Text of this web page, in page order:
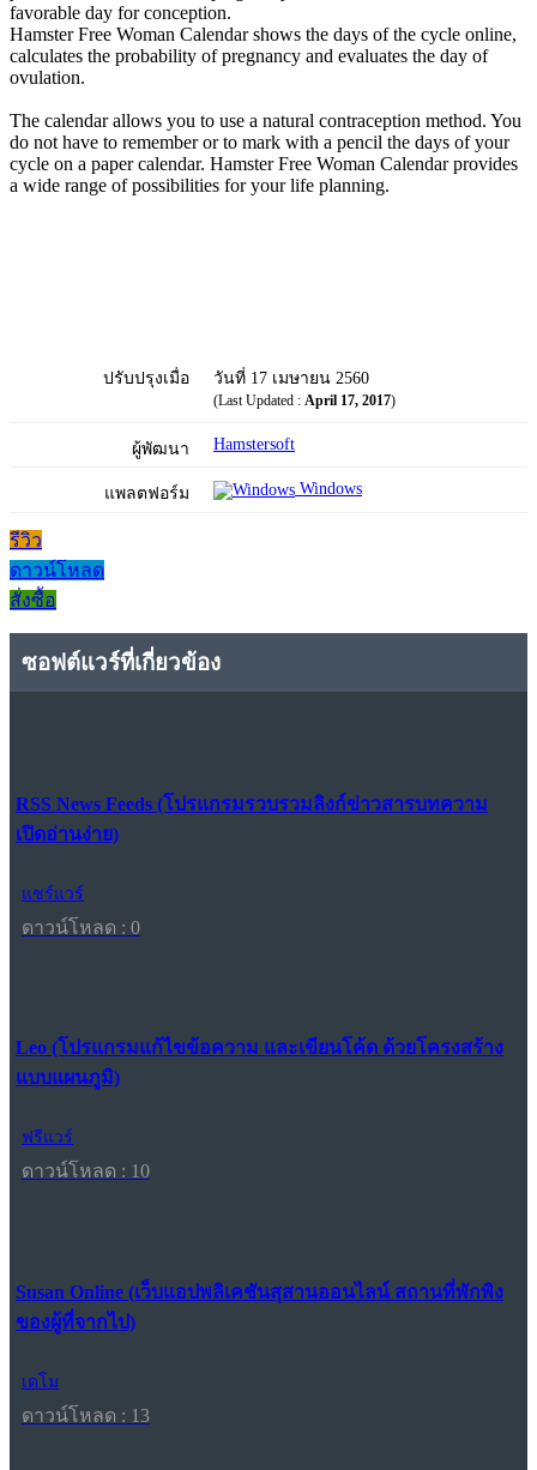
favorable day for conception.
Hamster Free Woman Calendar shows the days of the cycle online,
calculates the probability of pregnancy and evaluates the day of
ovulation.
The calendar allows you to use a natural contraception method. You
do not have to remember or to mark with a pencil the days of your
cycle on a paper calendar. Hamster Free Woman Calendar provides
a wide range of possibilities for your life planning.
ปรับปรุงเมื่อ วันที่ 17 เมษายน 2560
(Last Updated : April 17, 2017)
ผู้พัฒนา Hamstersoft
แพลตฟอร์ม Windows
รีวิว
ดาวน์โหลด
สั่งซื้อ
ซอฟต์แวร์ที่เกี่ยวข้อง
RSS News Feeds (โปรแกรมรวบรวมลิงก์ข่าวสารบทความ
เปิดอ่านง่าย)
แชร์แวร์
ดาวน์โหลด : 0
Leo (โปรแกรมแก้ไขข้อความ และเขียนโค้ด ด้วยโครงสร้าง
แบบแผนภูมิ)
ฟรีแวร์
ดาวน์โหลด : 10
Susan Online (เว็บแอปพลิเคชันสุสานออนไลน์ สถานที่พักพิง
ของผู้ที่จากไป)
เดโม
ดาวน์โหลด : 13